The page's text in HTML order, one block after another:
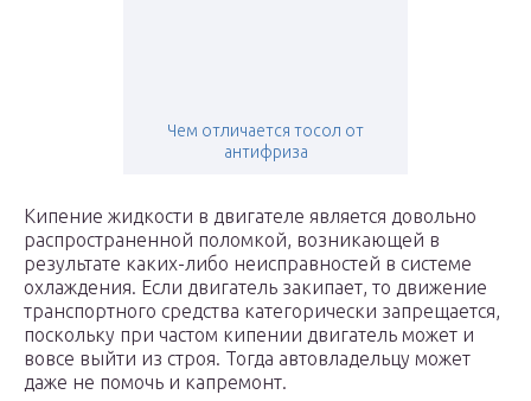
Чем отличается тосол от
антифриза
Кипение жидкости в двигателе является довольно
распространенной поломкой, возникающей в
результате каких-либо неисправностей в системе
охлаждения. Если двигатель закипает, то движение
транспортного средства категорически запрещается,
поскольку при частом кипении двигатель может и
вовсе выйти из строя. Тогда автовладельцу может
даже не помочь и капремонт.